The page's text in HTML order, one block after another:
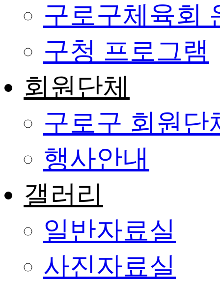
구로구체육회
구청 프로그램
회원단체
구로구 회원단
행사안내
갤러리
일반자료실
사진자료실